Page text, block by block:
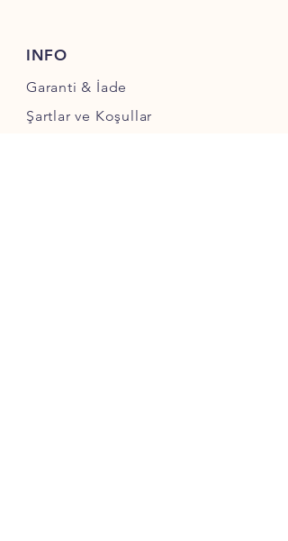
INFO
Garanti & İade
Şartlar ve Koşullar